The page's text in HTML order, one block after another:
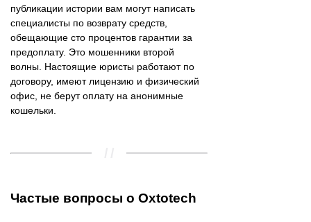
публикации истории вам могут написать
специалисты по возврату средств,
обещающие сто процентов гарантии за
предоплату. Это мошенники второй
волны. Настоящие юристы работают по
договору, имеют лицензию и физический
офис, не берут оплату на анонимные
кошельки.
Частые вопросы о Oxtotech